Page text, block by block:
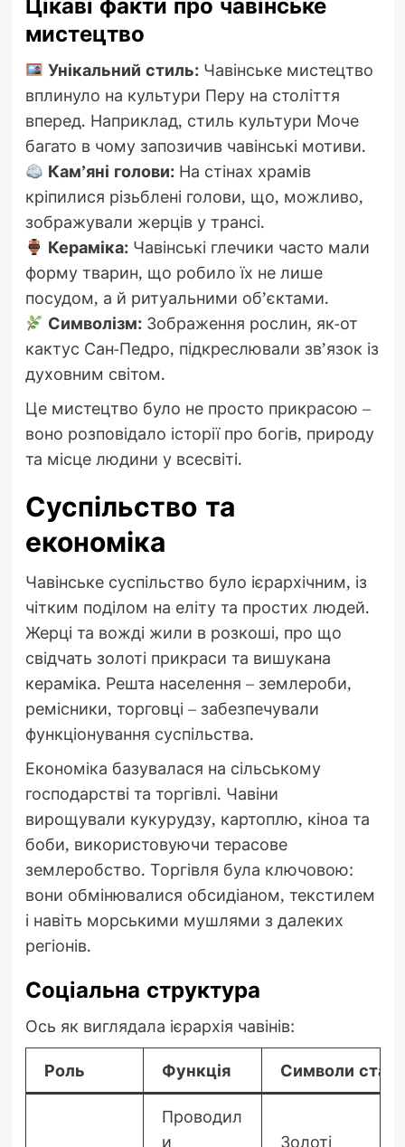
мистецтво
Унікальний стиль: Чавінське мистецтво
вплинуло на культури Перу на століття
вперед. Наприклад, стиль культури Моче
багато в чому запозичив чавінські мотиви.
Кам’яні голови: На стінах храмів
кріпилися різьблені голови, що, можливо,
зображували жерців у трансі.
Кераміка: Чавінські глечики часто мали
форму тварин, що робило їх не лише
посудом, а й ритуальними об’єктами.
Символізм: Зображення рослин, як-от
кактус Сан-Педро, підкреслювали зв’язок із
духовним світом.
Це мистецтво було не просто прикрасою –
воно розповідало історії про богів, природу
та місце людини у всесвіті.
Суспільство та
економіка
Чавінське суспільство було ієрархічним, із
чітким поділом на еліту та простих людей.
Жерці та вожді жили в розкоші, про що
свідчать золоті прикраси та вишукана
кераміка. Решта населення – землероби,
ремісники, торговці – забезпечували
функціонування суспільства.
Економіка базувалася на сільському
господарстві та торгівлі. Чавіни
вирощували кукурудзу, картоплю, кіноа та
боби, використовуючи терасове
землеробство. Торгівля була ключовою:
вони обмінювалися обсидіаном, текстилем
і навіть морськими мушлями з далеких
регіонів.
Соціальна структура
Ось як виглядала ієрархія чавінів:
Роль Функція Символи
Проводил
и
Золоті